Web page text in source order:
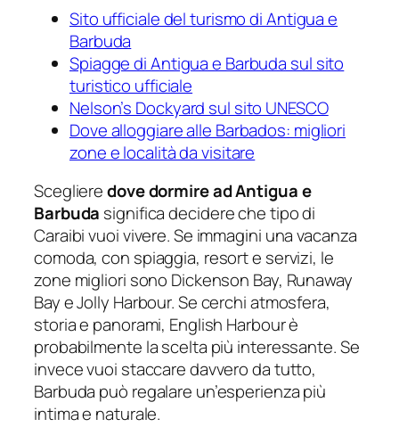
Sito ufficiale del turismo di Antigua e
Barbuda
Spiagge di Antigua e Barbuda sul sito
turistico ufficiale
Nelson’s Dockyard sul sito UNESCO
Dove alloggiare alle Barbados: migliori
zone e località da visitare
Sceglieredove dormire ad Antigua e
Barbuda significa decidere che tipo di
Caraibi vuoi vivere. Se immagini una vacanza
comoda, con spiaggia, resort e servizi, le
zone migliori sono Dickenson Bay, Runaway
Bay e Jolly Harbour. Se cerchi atmosfera,
storia e panorami, English Harbour è
probabilmente la scelta più interessante. Se
invece vuoi staccare davvero da tutto,
Barbuda può regalare un’esperienza più
intima e naturale.